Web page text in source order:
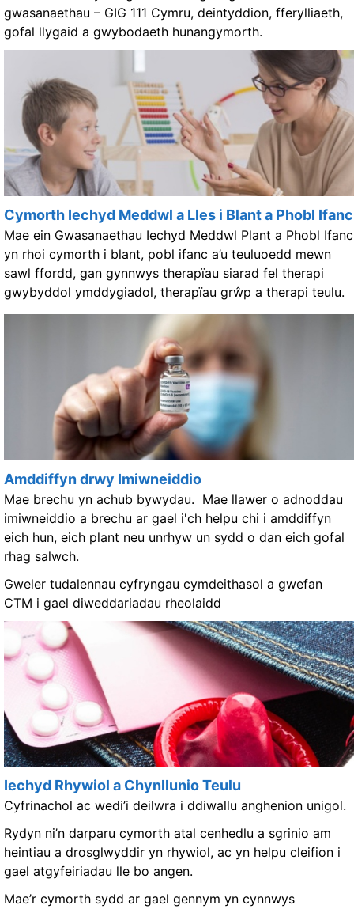
gwasanaethau – GIG 111 Cymru, deintyddion, fferylliaeth,
gofal llygaid a gwybodaeth hunangymorth.
Cymorth Iechyd Meddwl a Lles i Blant a Phobl Ifanc
Mae ein Gwasanaethau Iechyd Meddwl Plant a Phobl Ifanc
yn rhoi cymorth i blant, pobl ifanc a’u teuluoedd mewn
sawl ffordd, gan gynnwys therapïau siarad fel therapi
gwybyddol ymddygiadol, therapïau grŵp a therapi teulu.
Amddiffyn drwy Imiwneiddio
Mae brechu yn achub bywydau. Mae llawer o adnoddau
imiwneiddio a brechu ar gael i'ch helpu chi i amddiffyn
eich hun, eich plant neu unrhyw un sydd o dan eich gofal
rhag salwch.
Gweler tudalennau cyfryngau cymdeithasol a gwefan
CTM i gael diweddariadau rheolaidd
Iechyd Rhywiol a Chynllunio Teulu
Cyfrinachol ac wedi’i deilwra i ddiwallu anghenion unigol.
Rydyn ni’n darparu cymorth atal cenhedlu a sgrinio am
heintiau a drosglwyddir yn rhywiol, ac yn helpu cleifion i
gael atgyfeiriadau lle bo angen.
Mae’r cymorth sydd ar gael gennym yn cynnwys